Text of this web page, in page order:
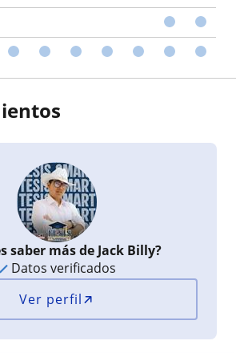
saber más de Jack Billy?
Datos verificados
Ver perfil